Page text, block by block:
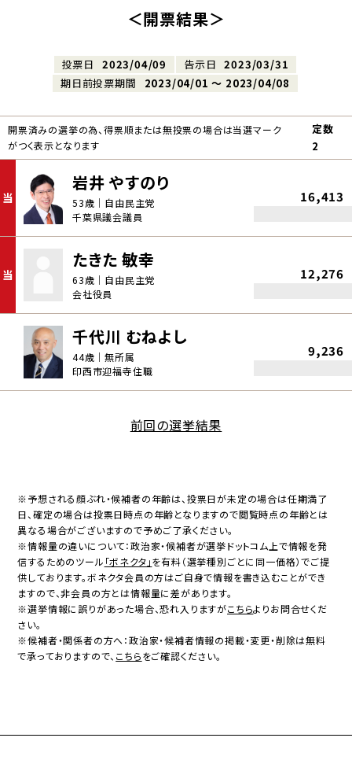
＜開票結果＞
投票日 2023/04/09 告示日
2023/03/31
期日前投票期間
2023/04/01 〜 2023/04/08
開票済みの選挙の為、得票順または無投票の場合は当選マーク
がつく表示となります
定数
2
当
岩井 やすのり
53歳｜自由民主党
千葉県議会議員
16,413
当
たきた 敏幸
63歳｜自由民主党
会社役員
12,276
千代川 むねよし
44歳｜無所属
印西市迎福寺住職
9,236
前回の選挙結果
※予想される顔ぶれ・候補者の年齢は、投票日が未定の場合は任期満了
日、確定の場合は投票日時点の年齢となりますので閲覧時点の年齢とは
異なる場合がございますので予めご了承ください。
※情報量の違いについて：政治家・候補者が選挙ドットコム上で情報を発
信するためのツール 「ボネクタ」を有料（選挙種別ごとに同一価格）でご提
供しております。ボネクタ会員の方はご自身で情報を書き込むことができ
ますので、非会員の方とは情報量に差があります。
※選挙情報に誤りがあった場合、恐れ入りますがこちらよりお問合せくだ
さい。
※候補者・関係者の方へ：政治家・候補者情報の掲載・変更・削除は無料
で承っておりますので、 こちらをご確認ください。